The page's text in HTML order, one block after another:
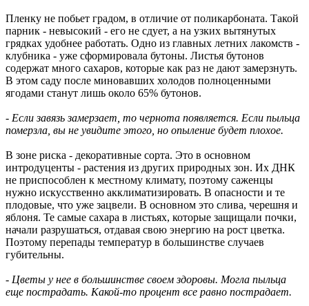
Пленку не побьет градом, в отличие от поликарбоната. Такой
парник - невысокий - его не сдует, а на узких вытянутых
грядках удобнее работать. Одно из главных летних лакомств -
клубника - уже сформировала бутоны. Листья бутонов
содержат много сахаров, которые как раз не дают замерзнуть.
В этом саду после миновавших холодов полноценными
ягодами станут лишь около 65% бутонов.
- Если завязь замерзает, то чернота появляется. Если пыльца
померзла, вы не увидите этого, но опыление будет плохое.
В зоне риска - декоративные сорта. Это в основном
интродуценты - растения из других природных зон. Их ДНК
не приспособлен к местному климату, поэтому саженцы
нужно искусственно акклиматизировать. В опасности и те
плодовые, что уже зацвели. В основном это слива, черешня и
яблоня. Те самые сахара в листьях, которые защищали почки,
начали разрушаться, отдавая свою энергию на рост цветка.
Поэтому перепады температур в большинстве случаев
губительны.
- Цветы у нее в большинстве своем здоровы. Могла пыльца
еще пострадать. Какой-то процент все равно пострадает.